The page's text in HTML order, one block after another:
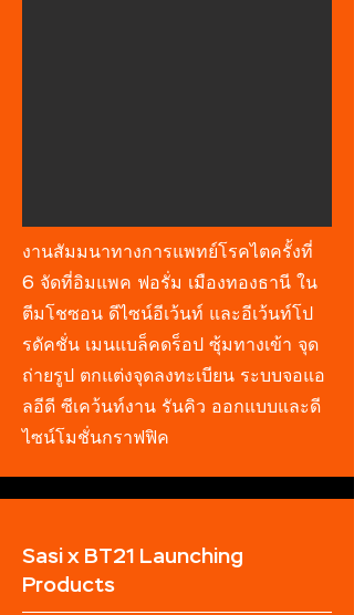
งานสัมมนาทางการแพทย์โรคไตครั้งที่
6 จัดที่อิมแพค ฟอรั่ม เมืองทองธานี ใน
ตีมโชซอน ดีไซน์อีเว้นท์ และอีเว้นท์โป
รดัคชั่น เมนแบล็คดร็อป ซุ้มทางเข้า จุด
ถ่ายรูป ตกแต่งจุดลงทะเบียน ระบบจอแอ
ลอีดี ซีเคว้นท์งาน รันคิว ออกแบบและดี
ไซน์โมชั่นกราฟฟิค
Sasi x BT21 Launching
Products